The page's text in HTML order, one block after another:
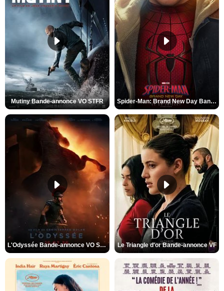
Mutiny Bande-annonce VO STFR Spider-Man: Brand New Day Bande-annonce VO STFR
L'Odyssée Bande-annonce VO STFR Le Triangle d'or Bande-annonce VF